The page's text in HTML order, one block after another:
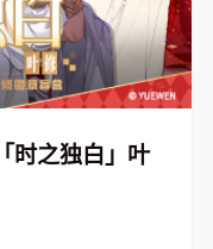
时之独白」叶